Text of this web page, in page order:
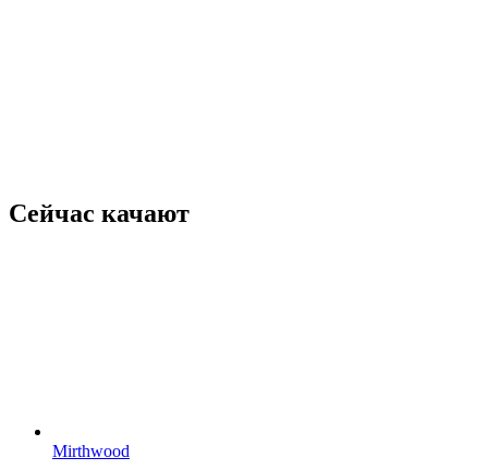
Сейчас качают
Mirthwood